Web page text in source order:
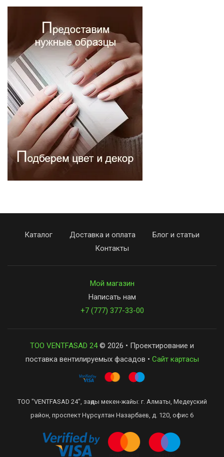
Каталог Доставка и оплата
Блог и статьи
Контакты
Мой магазин
Написать нам
+7 (777) 377-33-00
ТОО VENTFASAD 24© 2026 • Проектирование и
поставка вентилируемых фасадов • Сайт картасы
ТОО "VENTFASAD 24", заңды мекен-жайы: г. Алматы, Медеуский
район, проспект Нұрсұлтан Назарбаев, д. 120, офис 6